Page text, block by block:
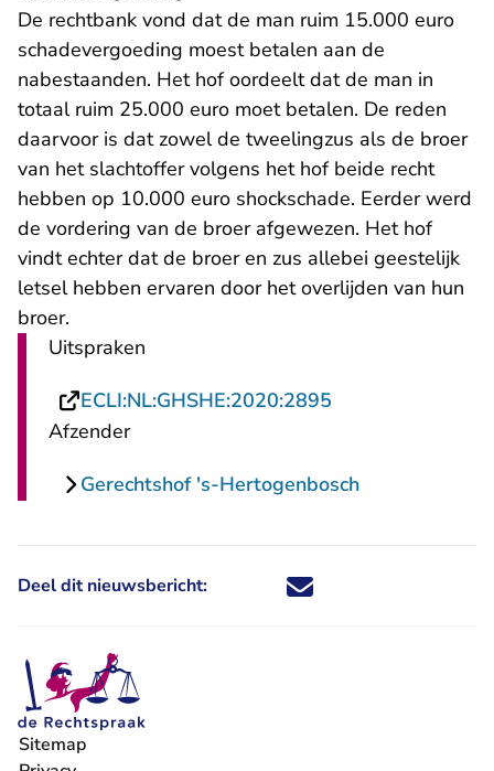
De rechtbank vond dat de man ruim 15.000 euro
schadevergoeding moest betalen aan de
nabestaanden. Het hof oordeelt dat de man in
totaal ruim 25.000 euro moet betalen. De reden
daarvoor is dat zowel de tweelingzus als de broer
van het slachtoffer volgens het hof beide recht
hebben op 10.000 euro shockschade. Eerder werd
de vordering van de broer afgewezen. Het hof
vindt echter dat de broer en zus allebei geestelijk
letsel hebben ervaren door het overlijden van hun
broer.
Uitspraken
ECLI:NL:GHSHE:2020:2895
Afzender
Gerechtshof 's-Hertogenbosch
Deel dit nieuwsbericht: Deel dit nieuwsbericht via X -
Deel dit nieuwsbericht via
Deel dit nieuwsbericht
Deel dit
Sitemap